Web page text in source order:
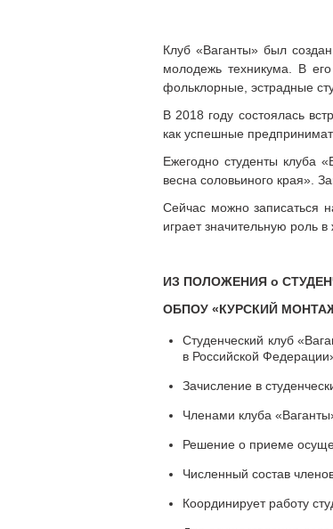
Клуб «Ваганты» был
молодежь техникума. В
фольклорные, эстрадные
В 2018 году состоялась
как успешные
Ежегодно студенты клуба
весна соловьиного края».
Сейчас можно записаться
играет значительную роль в
ИЗ ПОЛОЖЕНИЯ о
ОБПОУ «КУРСКИЙ
Студенческий клуб
в Российской
Зачисление в
Членами клуба
Решение о приеме
Численный состав
Координирует работу